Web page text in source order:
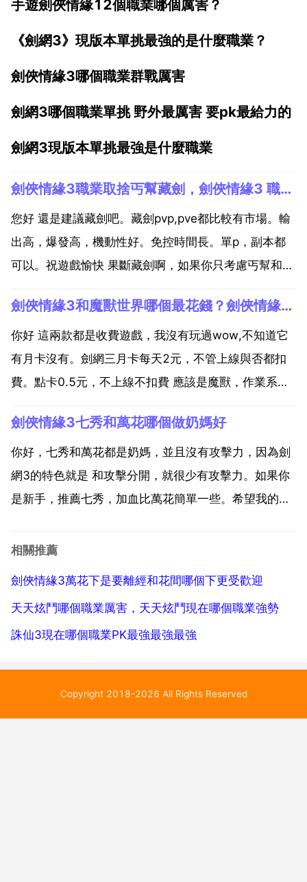
手遊劍俠情緣12個職業哪個厲害？
《劍網3》現版本單挑最強的是什麼職業？
劍俠情緣3哪個職業群戰厲害
劍網3哪個職業單挑 野外最厲害 要pk最給力的
劍網3現版本單挑最強是什麼職業
劍俠情緣3職業取捨丐幫藏劍，劍俠情緣3 職業取捨 丐幫 藏劍
您好 還是建議藏劍吧。藏劍pvp,pve都比較有市場。輸
出高，爆發高，機動性好。免控時間長。單p，副本都
可以。祝遊戲愉快 果斷藏劍啊，如果你只考慮丐幫和藏
發展歷程來看，在pve中，只有五大門派是最堅挺的，
可以長時間中規中矩的佔有一席之地，從藏劍往後的...
劍俠情緣3和魔獸世界哪個最花錢？劍俠情緣3需要電腦的最低配置
你好 這兩款都是收費遊戲，我沒有玩過wow,不知道它
有月卡沒有。劍網三月卡每天2元，不管上線與否都扣
費。點卡0.5元，不上線不扣費 應該是魔獸，作業系統
訊記憶體記憶體 最低要求1g 硬碟 最低要求8g剩餘空間
包括臨時交換空間 di...
劍俠情緣3七秀和萬花哪個做奶媽好
你好，七秀和萬花都是奶媽，並且沒有攻擊力，因為劍
網3的特色就是 和攻擊分開，就很少有攻擊力。如果你
是新手，推薦七秀，加血比萬花簡單一些。希望我的回
冊帳號請填寫金山識別碼61723609 專屬頁面註冊
相關推薦
劍俠情緣3萬花下是要離經和花間哪個下更受歡迎
天天炫鬥哪個職業厲害，天天炫鬥現在哪個職業強勢
誅仙3現在哪個職業PK最強最強最強
Copyright 2018-2026 All Rights Reserved